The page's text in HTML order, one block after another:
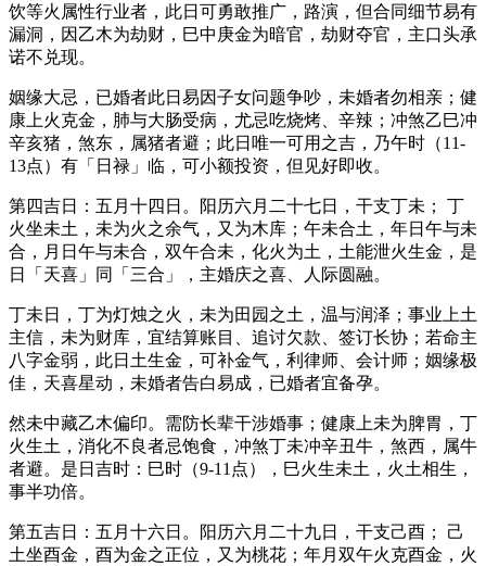
饮等火属性行业者，此日可勇敢推广，路演，但合同细节易有
漏洞，因乙木为劫财，巳中庚金为暗官，劫财夺官，主口头承
诺不兑现。
姻缘大忌，已婚者此日易因子女问题争吵，未婚者勿相亲；健
康上火克金，肺与大肠受病，尤忌吃烧烤、辛辣；冲煞乙巳冲
辛亥猪，煞东，属猪者避；此日唯一可用之吉，乃午时（11-
13点）有「日禄」临，可小额投资，但见好即收。
第四吉日：五月十四日。阳历六月二十七日，干支丁未； 丁
火坐未土，未为火之余气，又为木库；午未合土，年日午与未
合，月日午与未合，双午合未，化火为土，土能泄火生金，是
日「天喜」同「三合」，主婚庆之喜、人际圆融。
丁未日，丁为灯烛之火，未为田园之土，温与润泽；事业上土
主信，未为财库，宜结算账目、追讨欠款、签订长协；若命主
八字金弱，此日土生金，可补金气，利律师、会计师；姻缘极
佳，天喜星动，未婚者告白易成，已婚者宜备孕。
然未中藏乙木偏印。需防长辈干涉婚事；健康上未为脾胃，丁
火生土，消化不良者忌饱食，冲煞丁未冲辛丑牛，煞西，属牛
者避。是日吉时：巳时（9-11点），巳火生未土，火土相生，
事半功倍。
第五吉日：五月十六日。阳历六月二十九日，干支己酉； 己
土坐酉金，酉为金之正位，又为桃花；年月双午火克酉金，火